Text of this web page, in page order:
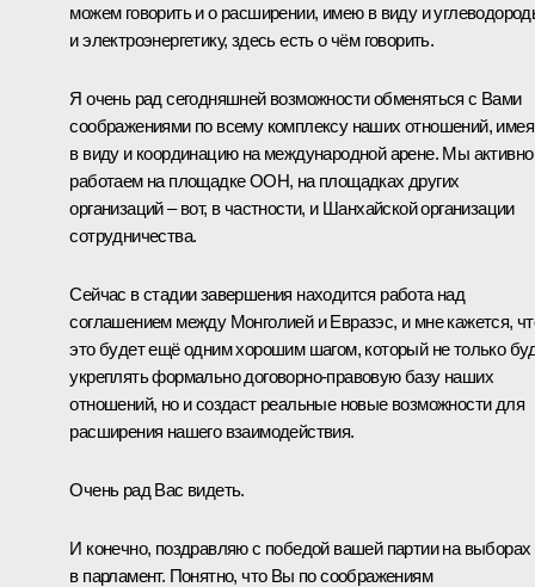
можем говорить и о расширении, имею в виду и
и электроэнергетику, здесь есть о чём говорить.
Я очень рад сегодняшней возможности обменяться с Вами
соображениями по всему комплексу наших отношений, имея
в виду и координацию на международной арене. Мы активно
работаем на площадке ООН, на площадках других
организаций – вот, в частности, и Шанхайской организации
сотрудничества.
Сейчас в стадии завершения находится работа над
соглашением между Монголией и Евразэс, и мне кажется,
это будет ещё одним хорошим шагом, который не только
укреплять формально договорно-правовую базу наших
отношений, но и создаст реальные новые возможности для
расширения нашего взаимодействия.
Очень рад Вас видеть.
И конечно, поздравляю с победой вашей партии на выборах
в парламент. Понятно, что Вы по соображениям